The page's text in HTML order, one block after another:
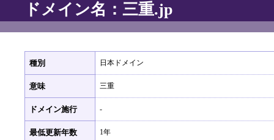
ドメイン名：三重.jp
種別 日本ドメイン
意味 三重
ドメイン施行 -
最低更新年数 1年